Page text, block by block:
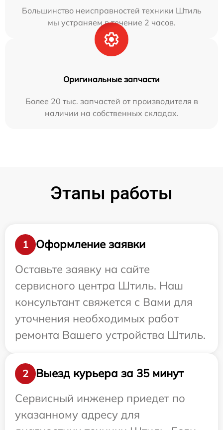
Большинство неисправностей техники Штиль
мы устраняем в течение 2 часов.
Оригинальные запчасти
Более 20 тыс. запчастей от производителя в
наличии на собственных складах.
Этапы работы
1
Оформление заявки
Оставьте заявку на сайте
сервисного центра Штиль. Наш
консультант свяжется с Вами для
уточнения необходимых работ
ремонта Вашего устройства Штиль.
2
Выезд курьера за 35 минут
Сервисный инженер приедет по
указанному адресу для